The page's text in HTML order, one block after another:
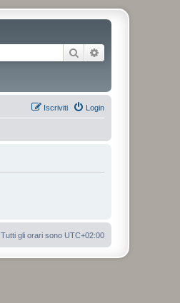
Cerca
Login
Iscriviti
Tutti gli orari sono UTC+02:00